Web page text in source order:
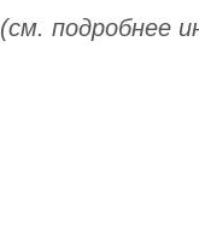
(см. подробнее